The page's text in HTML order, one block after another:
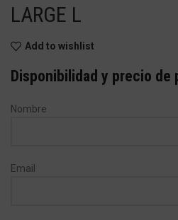
LARGE L
Add to wishlist
Disponibilidad y precio de
Nombre
Email